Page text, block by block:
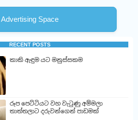
Advertising Space
RECENT POSTS
කාකි ඇඳුම යට මනුස්සකම
රූප පෙට්ටියට වහ වැටුණු අම්මලා
තාත්තලාට දරුවන්ගෙන් පාඩමක්